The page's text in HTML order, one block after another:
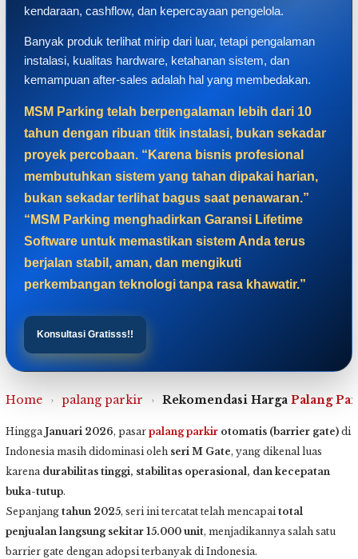
kendaraan, cashflow, dan kepercayaan pengelola.
Banyak produk terlihat mirip dari luar, tetapi pengalaman
instalasi, kualitas hardware, ketahanan sistem, dan
kemampuan after-sales adalah hal yang membedakan.
MSM Parking telah berpengalaman lebih dari 10
tahun dengan ribuan titik instalasi, bukan sekadar
proyek percobaan. “Karena bisnis profesional
membutuhkan sistem yang tahan dipakai harian,
bukan sekadar terlihat bagus saat penawaran.”
“MSM Parking menghadirkan Garansi Lifetime
Software untuk memastikan sistem Anda terus
berjalan stabil, aman, dan mengikuti
perkembangan teknologi tanpa rasa khawatir.”
Konsultasi Gratisss!!
Home › palang parkir › Rekomendasi Harga Palang
Hingga Januari 2026, pasar palang parkir otomatis (barrier gate) di
Indonesia masih didominasi oleh seri M Gate, yang dikenal luas
karena durabilitas tinggi, stabilitas operasional, dan kecepatan
buka-tutup.
Sepanjang tahun 2025, seri ini tercatat telah mencapaitotal
penjualan langsung sekitar 15.000 unit, menjadikannya salah satu
barrier gate dengan adopsi terbanyak di Indonesia.